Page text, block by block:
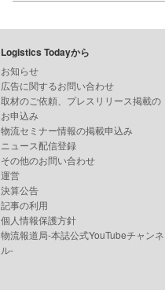
Logistics Todayから
お知らせ
広告に関するお問い合わせ
取材のご依頼、プレスリリース掲載の
お申込み
物流セミナー情報の掲載申込み
ニュース配信登録
その他のお問い合わせ
運営
決算公告
記事の利用
個人情報保護方針
物流報道局-本誌公式YouTubeチャンネ
ル-